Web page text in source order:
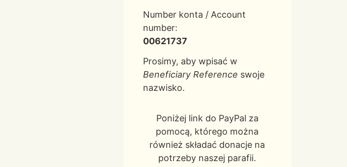
Number konta / Account
number:
00621737
Prosimy, aby wpisać w
Beneficiary Reference swoje
nazwisko.
Poniżej link do PayPal za
pomocą, którego można
również składać donacje na
potrzeby naszej parafii.